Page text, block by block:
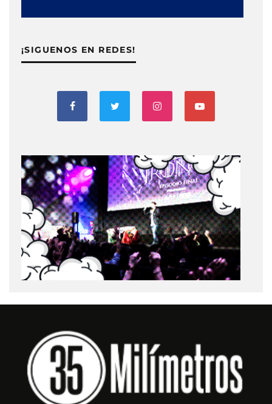
¡SIGUENOS EN REDES!